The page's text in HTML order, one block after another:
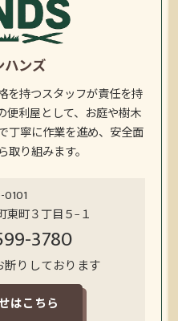
ハンズ
を持つスタッフが責任を持
便利屋として、お庭や樹木
丁寧に作業を進め、安全面
り組みます。
東町３丁目５−１
3780
りしております
はこちら